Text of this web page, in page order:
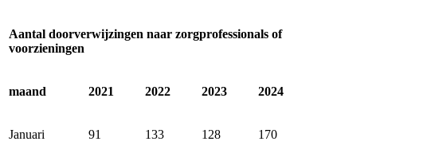
Aantal doorverwijzingen naar zorgprofessionals of
voorzieningen
maand 2021 2022 2023 2024
Januari 91 133 128 170